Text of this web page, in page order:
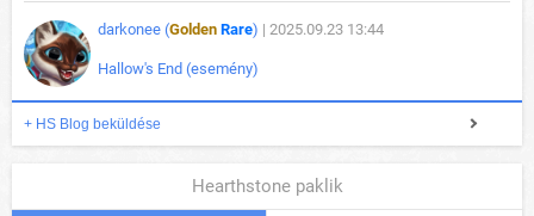
darkonee (Golden Rare) | 2025.09.23 13:44
Hallow's End (esemény)
+ HS Blog beküldése
Hearthstone paklik